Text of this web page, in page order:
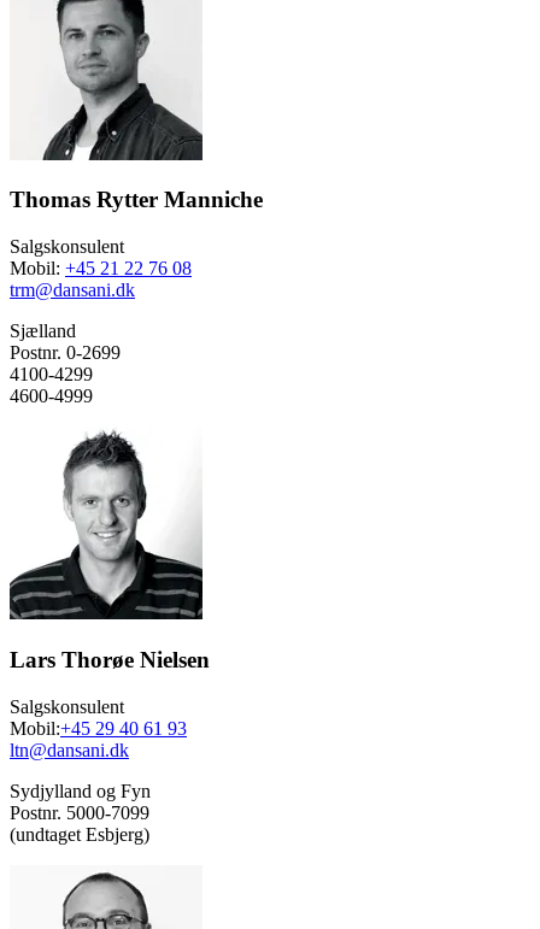
Thomas Rytter Manniche
Salgskonsulent
Mobil: +45 21 22 76 08
trm@dansani.dk
Sjælland
Postnr. 0-2699
4100-4299
4600-4999
Lars Thorøe Nielsen
Salgskonsulent
Mobil:+45 29 40 61 93
ltn@dansani.dk
Sydjylland og Fyn
Postnr. 5000-7099
(undtaget Esbjerg)